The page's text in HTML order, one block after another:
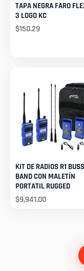
TAPA NEGRA FARO
3 LOGO KC
$150.29
KIT DE RADIOS R1
BAND CON MALETÍN
PORTATIL RUGGED
$9,941.00